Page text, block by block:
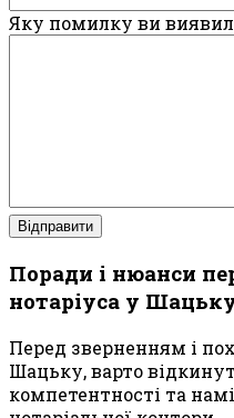
Яку помилку ви
Поради і нюанси
нотаріуса у
Перед зверненням і
Шацьку, варто
компетентності та